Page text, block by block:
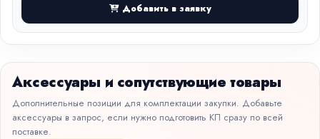
Добавить в заявку
Аксессуары и сопутствующие товары
Дополнительные позиции для комплектации закупки. Добавьте
аксессуары в запрос, если нужно подготовить КП сразу по всей
поставке.